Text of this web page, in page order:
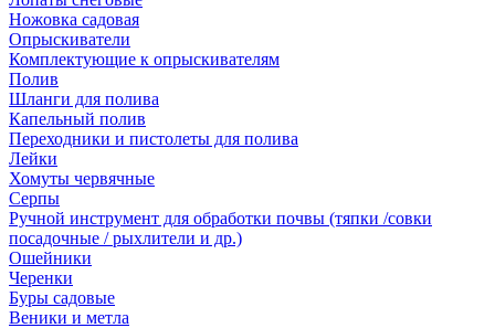
Ножовка садовая
Опрыскиватели
Комплектующие к опрыскивателям
Полив
Шланги для полива
Капельный полив
Переходники и пистолеты для полива
Лейки
Хомуты червячные
Серпы
Ручной инструмент для обработки почвы (тяпки /совки
посадочные / рыхлители и др.)
Ошейники
Черенки
Буры садовые
Веники и метла